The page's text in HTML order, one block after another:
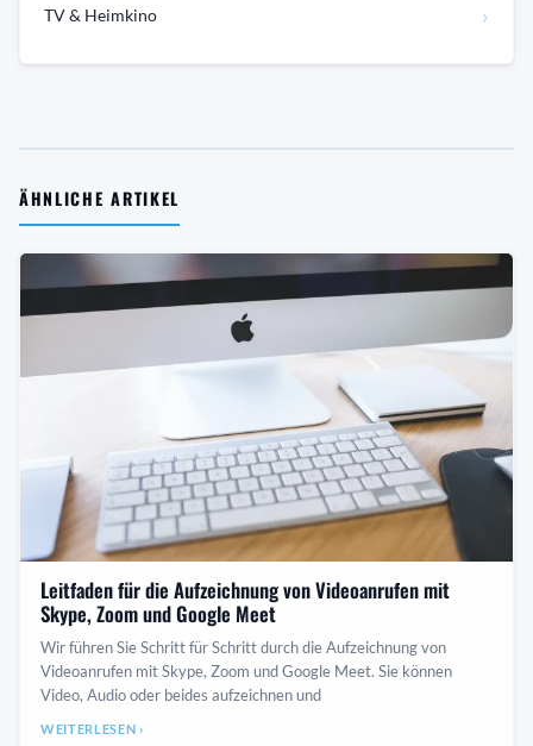
TV & Heimkino ›
ÄHNLICHE ARTIKEL
Leitfaden für die Aufzeichnung von Videoanrufen mit
Skype, Zoom und Google Meet
Wir führen Sie Schritt für Schritt durch die Aufzeichnung von
Videoanrufen mit Skype, Zoom und Google Meet. Sie können
Video, Audio oder beides aufzeichnen und
WEITERLESEN ›